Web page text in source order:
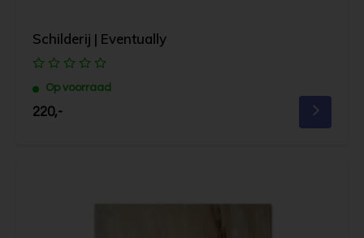
Schilderij | Eventually
Op voorraad
220,-